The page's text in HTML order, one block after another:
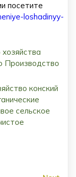
посетите
loshadinyy-
Производство
конский
сельское